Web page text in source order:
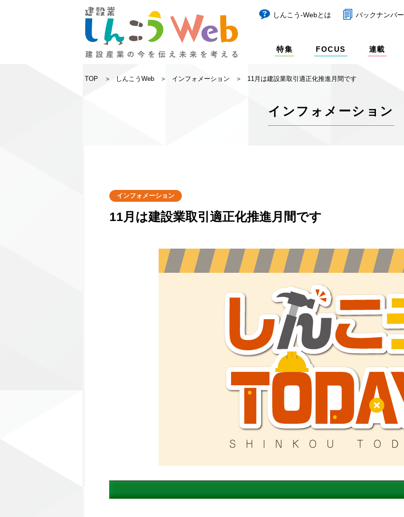
しんこう-Webとは バックナンバー
特集 FOCUS 連載
TOP しんこうWeb インフォメーション 11月は建設業取引適正化推進月間です
インフォメーション
インフォメーション
11月は建設業取引適正化推進月間です